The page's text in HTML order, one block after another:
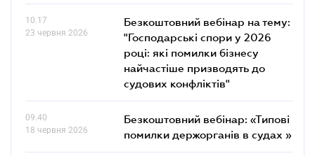
10.17
23 червня 2026
Безкоштовний вебінар на тему:
"Господарські спори у 2026
році: які помилки бізнесу
найчастіше призводять до
судових конфліктів"
09.40
18 червня 2026
Безкоштовний вебінар: «Типові
помилки держорганів в судах »